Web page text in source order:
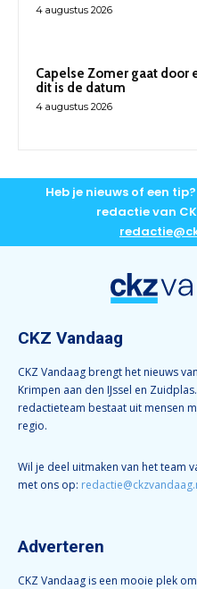
4 augustus 2026
Capelse Zomer gaat door
dit is de datum
4 augustus 2026
Heb je nieuws of een
redactie van
CKZ Vandaag
CKZ Vandaag brengt het nieuws
Krimpen aan den IJssel en
redactieteam bestaat uit mensen
regio.
Wil je deel uitmaken van het team
met ons op:
Adverteren
CKZ Vandaag is een mooie plek